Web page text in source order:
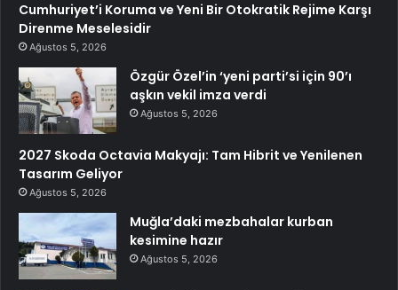
Cumhuriyet’i Koruma ve Yeni Bir Otokratik Rejime Karşı
Direnme Meselesidir
Ağustos 5, 2026
Özgür Özel’in ‘yeni parti’si için 90’ı
aşkın vekil imza verdi
Ağustos 5, 2026
2027 Skoda Octavia Makyajı: Tam Hibrit ve Yenilenen
Tasarım Geliyor
Ağustos 5, 2026
Muğla’daki mezbahalar kurban
kesimine hazır
Ağustos 5, 2026